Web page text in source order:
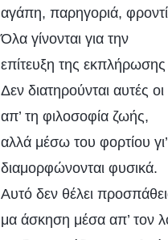
αγάπη, παρηγοριά,
Όλα γίνονται για την
επίτευξη της
Δεν διατηρούνται αυτές οι
απ’ τη φιλοσοφία ζωής,
αλλά μέσω του φορτίου
διαμορφώνονται φυσικά.
Αυτό δεν θέλει
μα άσκηση μέσα απ’ τον